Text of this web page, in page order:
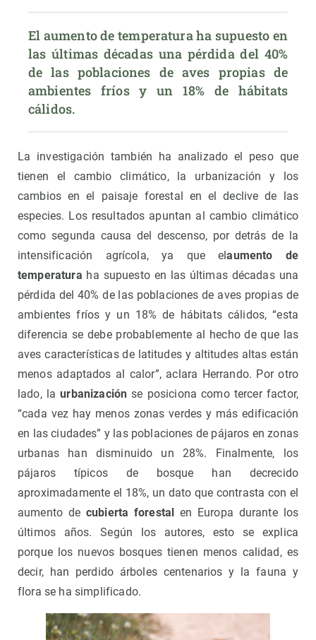
El aumento de temperatura ha supuesto en
las últimas décadas una pérdida del 40%
de las poblaciones de aves propias de
ambientes fríos y un 18% de hábitats
cálidos.
La investigación también ha analizado el peso que
tienen el cambio climático, la urbanización y los
cambios en el paisaje forestal en el declive de las
especies. Los resultados apuntan al cambio climático
como segunda causa del descenso, por detrás de la
intensificación agrícola, ya que elaumento de
temperatura ha supuesto en las últimas décadas una
pérdida del 40% de las poblaciones de aves propias de
ambientes fríos y un 18% de hábitats cálidos, “esta
diferencia se debe probablemente al hecho de que las
aves características de latitudes y altitudes altas están
menos adaptados al calor”, aclara Herrando. Por otro
lado, laurbanización se posiciona como tercer factor,
“cada vez hay menos zonas verdes y más edificación
en las ciudades” y las poblaciones de pájaros en zonas
urbanas han disminuido un 28%. Finalmente, los
pájaros típicos de bosque han decrecido
aproximadamente el 18%, un dato que contrasta con el
aumento de cubierta forestal
en Europa durante los
últimos años. Según los autores, esto se explica
porque los nuevos bosques tienen menos calidad, es
decir, han perdido árboles centenarios y la fauna y
flora se ha simplificado.